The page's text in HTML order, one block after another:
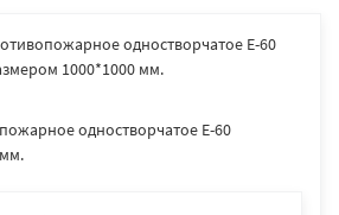
одностворчатое E-60